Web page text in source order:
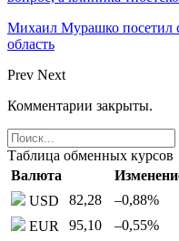
Михаил Мурашко посетил
область
Prev Next
Комментарии закрыты.
Таблица обменных курсов
Валюта
USD
82,28 –0,88%
EUR
95,10 –0,55%